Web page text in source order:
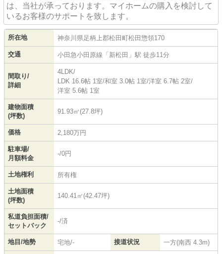
は、当社が承っております。マイホームの購入を検討して
いるお客様のサポートを致します。
所在地 神奈川県 足柄上郡松田町松田惣領170
交通 小田急小田原線 「 新松田 」駅 徒歩11分
間取り/
詳細
4LDK/
LDK 16.6帖 1室/和室 3.0帖 1室/洋室 6.7帖 2室/
洋室 5.6帖 1室
建物面積
(坪数)
91.93㎡(27.8坪)
価格 2,180万円
駐車場/
月額料金
-/0円
土地権利 所有権
土地面積
(坪数)
140.41㎡(42.47坪)
私道負担面積/
セットバック
-/済
地目/地勢 宅地/- 接道状況 一方(南西 4.3m)